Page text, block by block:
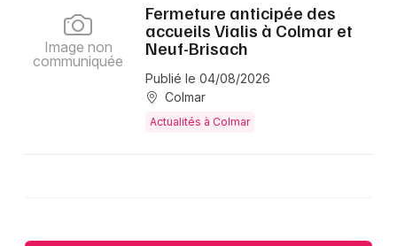
Fermeture anticipée des
accueils Vialis à Colmar et
Neuf-Brisach
Publié le 04/08/2026
Colmar
Actualités à Colmar
Image non
communiquée